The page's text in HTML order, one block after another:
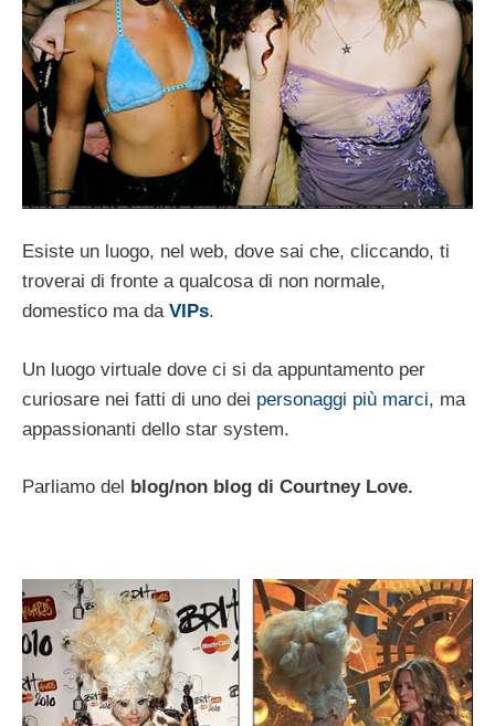
Esiste un luogo, nel web, dove sai che, cliccando, ti
troverai di fronte a qualcosa di non normale,
domestico ma da VIPs.
Un luogo virtuale dove ci si da appuntamento per
curiosare nei fatti di uno dei personaggi più marci, ma
appassionanti dello star system.
Parliamo del blog/non blog di Courtney Love.